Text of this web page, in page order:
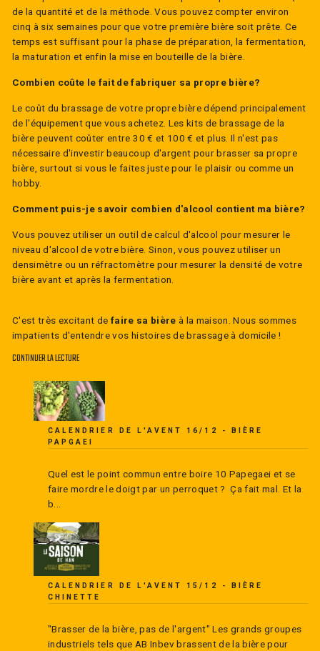
de la quantité et de la méthode. Vous pouvez compter environ
cinq à six semaines pour que votre première bière soit prête. Ce
temps est suffisant pour la phase de préparation, la fermentation,
la maturation et enfin la mise en bouteille de la bière.
Combien coûte le fait de fabriquer sa propre bière?
Le coût du brassage de votre propre bière dépend principalement
de l'équipement que vous achetez. Les kits de brassage de la
bière peuvent coûter entre 30 € et 100 € et plus. Il n'est pas
nécessaire d'investir beaucoup d'argent pour brasser sa propre
bière, surtout si vous le faites juste pour le plaisir ou comme un
hobby.
Comment puis-je savoir combien d'alcool contient ma bière?
Vous pouvez utiliser un outil de calcul d'alcool pour mesurer le
niveau d'alcool de votre bière. Sinon, vous pouvez utiliser un
densimètre ou un réfractomètre pour mesurer la densité de votre
bière avant et après la fermentation.
C'est très excitant de faire sa bière à la maison. Nous sommes
impatients d'entendre vos histoires de brassage à domicile !
CONTINUER LA LECTURE
CALENDRIER DE L'AVENT 16/12 - BIÈRE
PAPGAEI
Quel est le point commun entre boire 10 Papegaei et se
faire mordre le doigt par un perroquet ? Ça fait mal. Et la
b...
CALENDRIER DE L'AVENT 15/12 - BIÈRE
CHINETTE
"Brasser de la bière, pas de l'argent" Les grands groupes
industriels tels que AB Inbev brassent de la bière pour